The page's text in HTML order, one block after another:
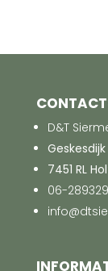
D&T
7451 RL
06-